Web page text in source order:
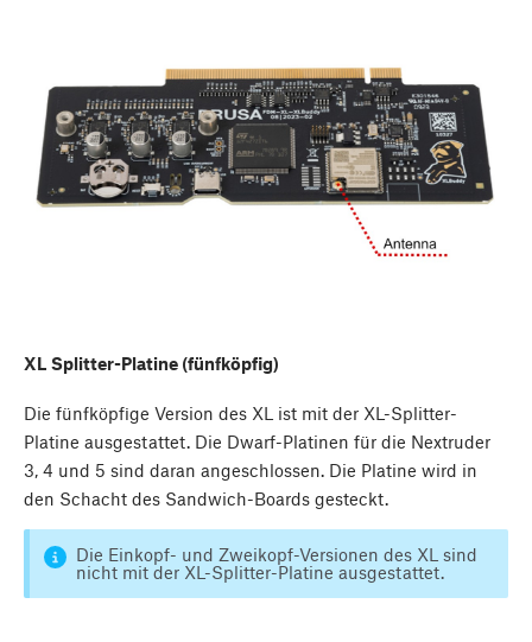
XL Splitter-Platine (fünfköpfig)
Die fünfköpfige Version des XL ist mit der XL-Splitter-
Platine ausgestattet. Die Dwarf-Platinen für die Nextruder
3, 4 und 5 sind daran angeschlossen. Die Platine wird in
den Schacht des Sandwich-Boards gesteckt.
Die Einkopf- und Zweikopf-Versionen des XL sind
nicht mit der XL-Splitter-Platine ausgestattet.